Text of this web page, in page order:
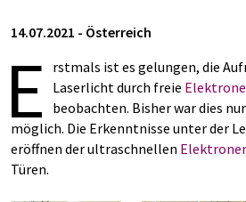
14.07.2021 - Österreich
E
rstmals ist es gelungen, die
Laserlicht durch freie
beobachten. Bisher war dies
möglich. Die Erkenntnisse unter der
eröffnen der ultraschnellen
Türen.